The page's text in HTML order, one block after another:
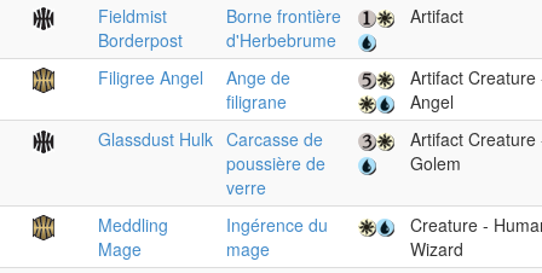
Fieldmist
Borderpost
Borne frontière
d'Herbebrume
Artifact
Filigree Angel
Ange de
filigrane
Artifact Creature
Angel
Glassdust Hulk Carcasse de
poussière de
verre
Artifact Creature
Golem
Meddling
Mage
Ingérence du
mage
Creature -
Wizard